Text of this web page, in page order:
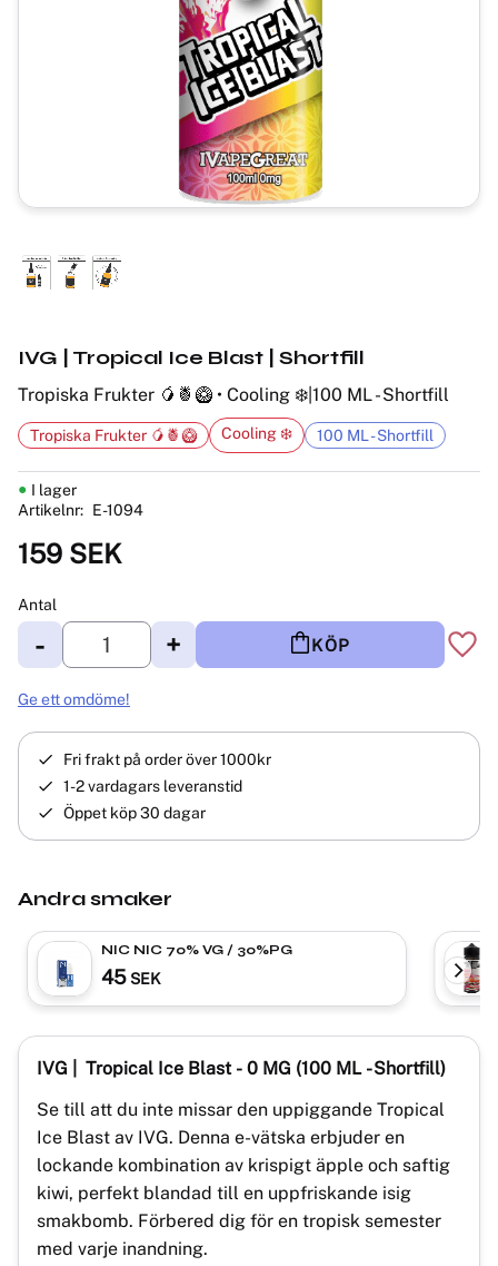
IVG | Tropical Ice Blast | Shortfill
Tropiska Frukter 🥭🍍🥝 • Cooling ❄️|100 ML - Shortfill
159 SEK
Antal
+
- KÖP
I lager
Artikelnr
E-1094
Tropiska Frukter 🥭🍍🥝 Cooling ❄️ 100 ML - Shortfill
Ge ett omdöme!
Fri frakt på order över 1000kr
1-2 vardagars leveranstid
Öppet köp 30 dagar
Andra smaker
NIC NIC 70% VG / 30%PG
45 SEK
IVG | Tropical Ice Blast - 0 MG (100 ML - Shortfill)
Se till att du inte missar den uppiggande Tropical
Ice Blast av IVG. Denna e-vätska erbjuder en
lockande kombination av krispigt äpple och saftig
kiwi, perfekt blandad till en uppfriskande isig
smakbomb. Förbered dig för en tropisk semester
med varje inandning.